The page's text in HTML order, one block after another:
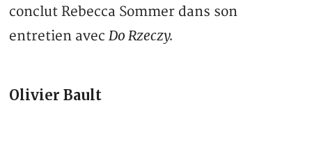
conclut Rebecca Sommer dans son
entretien avecDo Rzeczy.
Olivier Bault